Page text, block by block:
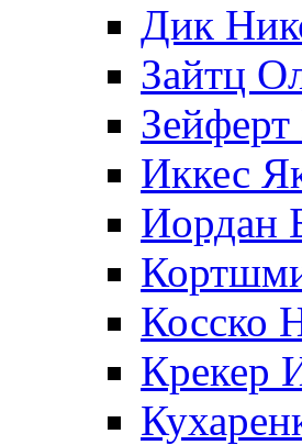
Дик
Зайтц
Зейферт
Иккес
Иордан
Косско
Крекер